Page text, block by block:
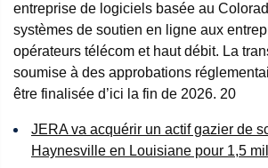
entreprise de logiciels basée au
systèmes de soutien en ligne aux
opérateurs télécom et haut débit. La
soumise à des approbations
être finalisée d’ici la fin de 2026. 20
JERA va acquérir un actif gazier de
Haynesville en Louisiane pour 1,5